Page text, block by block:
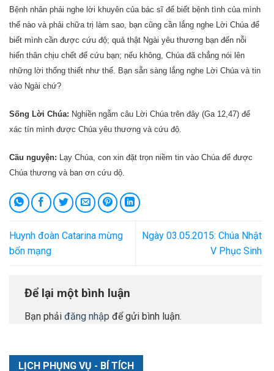
Bệnh nhân phải nghe lời khuyên của bác sĩ để biết bệnh tình của mình
thế nào và phải chữa trị làm sao, bạn cũng cần lắng nghe Lời Chúa để
biết mình cần được cứu độ; quả thật Ngài yêu thương bạn đến nỗi
hiến thân chịu chết để cứu bạn; nếu không, Chúa đã chẳng nói lên
những lời thống thiết như thế. Bạn sẵn sàng lắng nghe Lời Chúa và tin
vào Ngài chứ?
Sống Lời Chúa: Nghiền ngẫm câu Lời Chúa trên đây (Ga 12,47) để
xác tín mình được Chúa yêu thương và cứu độ.
Cầu nguyện:
Lạy Chúa, con xin đặt trọn niềm tin vào Chúa để được
Chúa thương và ban ơn cứu dộ.
Huynh đoàn Catarina mừng
bổn mạng
Ngày 03.05.2015: Chúa Nhật
V Phục Sinh
Để lại một bình luận
Bạn phải đăng nhập để gửi bình luận.
LỊCH PHỤNG VỤ - BÍ TÍCH